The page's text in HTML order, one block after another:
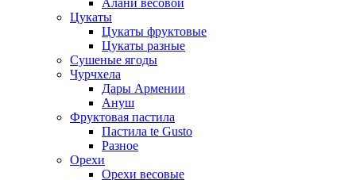
Алани весовой
Цукаты
Цукаты фруктовые
Цукаты разные
Сушеные ягоды
Чурчхела
Дары Армении
Ануш
Фруктовая пастила
Пастила te Gusto
Разное
Орехи
Орехи весовые